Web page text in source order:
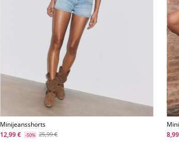
Minijeansshorts
12,99 €
-50% 25,99 €